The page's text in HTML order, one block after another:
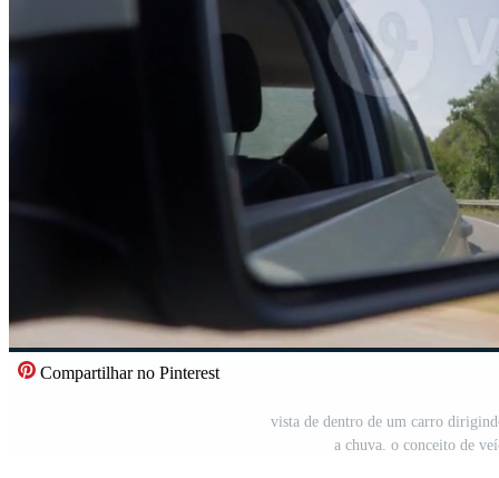
Compartilhar no Pinterest
vista de dentro de um carro
a chuva. o conceito de